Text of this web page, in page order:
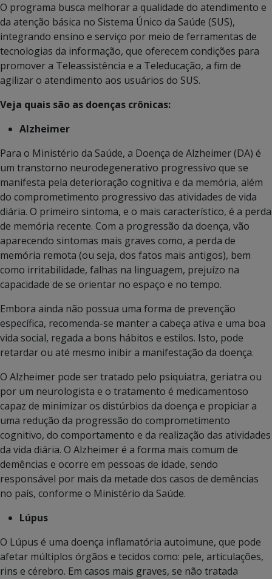
O programa busca melhorar a qualidade do atendimento e
da atenção básica no Sistema Único da Saúde (SUS),
integrando ensino e serviço por meio de ferramentas de
tecnologias da informação, que oferecem condições para
promover a Teleassistência e a Teleducação, a fim de
agilizar o atendimento aos usuários do SUS.
Veja quais são as doenças crônicas:
Alzheimer
Para o Ministério da Saúde, a Doença de Alzheimer (DA) é
um transtorno neurodegenerativo progressivo que se
manifesta pela deterioração cognitiva e da memória, além
do comprometimento progressivo das atividades de vida
diária. O primeiro sintoma, e o mais característico, é a perda
de memória recente. Com a progressão da doença, vão
aparecendo sintomas mais graves como, a perda de
memória remota (ou seja, dos fatos mais antigos), bem
como irritabilidade, falhas na linguagem, prejuízo na
capacidade de se orientar no espaço e no tempo.
Embora ainda não possua uma forma de prevenção
específica, recomenda-se manter a cabeça ativa e uma boa
vida social, regada a bons hábitos e estilos. Isto, pode
retardar ou até mesmo inibir a manifestação da doença.
O Alzheimer pode ser tratado pelo psiquiatra, geriatra ou
por um neurologista e o tratamento é medicamentoso
capaz de minimizar os distúrbios da doença e propiciar a
uma redução da progressão do comprometimento
cognitivo, do comportamento e da realização das atividades
da vida diária. O Alzheimer é a forma mais comum de
demências e ocorre em pessoas de idade, sendo
responsável por mais da metade dos casos de demências
no país, conforme o Ministério da Saúde.
Lúpus
O Lúpus é uma doença inflamatória autoimune, que pode
afetar múltiplos órgãos e tecidos como: pele, articulações,
rins e cérebro. Em casos mais graves, se não tratada